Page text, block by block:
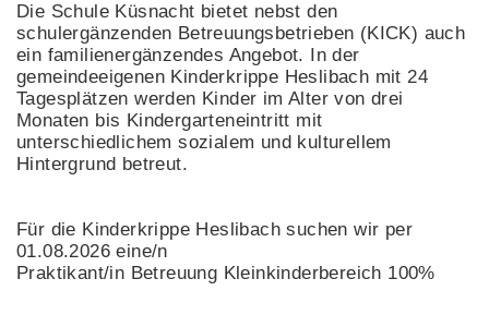
Die Schule Küsnacht bietet nebst den
schulergänzenden Betreuungsbetrieben (KICK) auch
ein familienergänzendes Angebot. In der
gemeindeeigenen Kinderkrippe Heslibach mit 24
Tagesplätzen werden Kinder im Alter von drei
Monaten bis Kindergarteneintritt mit
unterschiedlichem sozialem und kulturellem
Hintergrund betreut.
Für die Kinderkrippe Heslibach suchen wir per
01.08.2026 eine/n
Praktikant/in Betreuung Kleinkinderbereich 100%